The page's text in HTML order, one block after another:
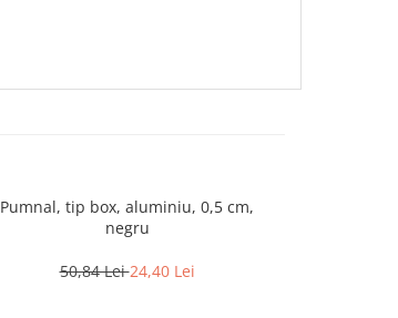
Pumnal, tip box, aluminiu, 0,5 cm,
negru
50,84 Lei24,40 Lei